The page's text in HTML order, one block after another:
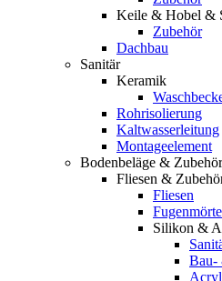
Keile & Hobel &
Zubehör
Dachbau
Sanitär
Keramik
Rohrisolierung
Kaltwasserleitung
Montageelement
Bodenbeläge & Zubehör
Fliesen &
Fliesen
Silikon &
Bau-
Acryl